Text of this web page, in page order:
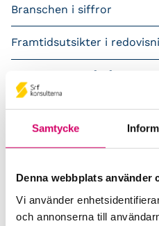
Samtycke
Denna webbplats använder
Vi använder
och annonserna till
Branschen i siffror
Framtidsutsikter i
Prenumerera på våra
Pressrum
Remisser
Samverkan med